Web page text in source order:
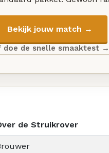
Bekijk jouw match →
doe de snelle smaaktest →
de Struikrover